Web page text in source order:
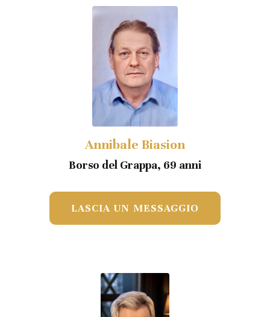
Annibale Biasion
Borso del Grappa, 69 anni
LASCIA UN MESSAGGIO